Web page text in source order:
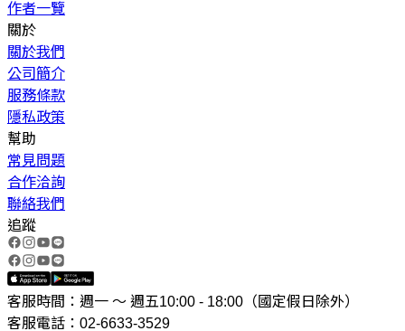
作者一覽
關於
關於我們
公司簡介
服務條款
隱私政策
幫助
常見問題
合作洽詢
聯絡我們
追蹤
客服時間：週一 ～ 週五10:00 - 18:00（國定假日除外）
客服電話：02-6633-3529